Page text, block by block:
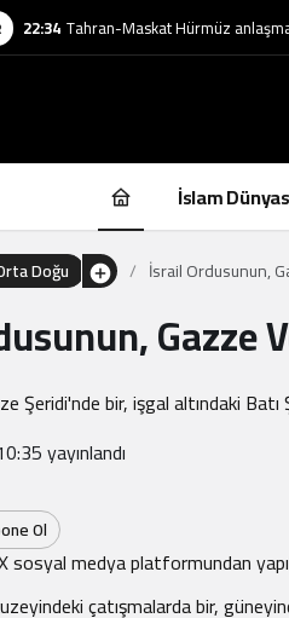
22:34 Tahran-Maskat Hürmüz
İslam
Doğu İsrail Ordusunun,
Gazze
Şeridi'nde bir, işgal altındaki
yayınlandı
Ol
sosyal medya platformundan
çatışmalarda bir,